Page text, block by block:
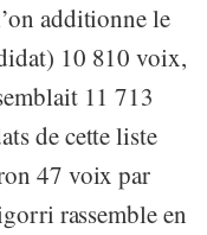
additionne le
10 810 voix,
11 713
de cette liste
47 voix par
rassemble en